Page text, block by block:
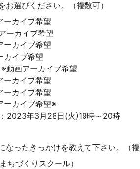
お選びください。（複数可）
ーカイブ希望
ーカイブ希望
ーカイブ希望
カイブ希望
動画アーカイブ希望
ーカイブ希望
ーカイブ希望
ーカイブ希望※
2023年3月28日(火)19時～20時
なったきっかけを教えて下さい。（複
ちづくりスクール）